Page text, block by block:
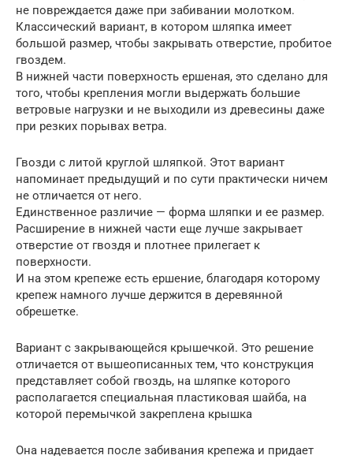
не повреждается даже при забивании молотком.
Классический вариант, в котором шляпка имеет
большой размер, чтобы закрывать отверстие, пробитое
гвоздем.
В нижней части поверхность ершеная, это сделано для
того, чтобы крепления могли выдержать большие
ветровые нагрузки и не выходили из древесины даже
при резких порывах ветра.
Гвозди с литой круглой шляпкой. Этот вариант
напоминает предыдущий и по сути практически ничем
не отличается от него.
Единственное различие — форма шляпки и ее размер.
Расширение в нижней части еще лучше закрывает
отверстие от гвоздя и плотнее прилегает к
поверхности.
И на этом крепеже есть ершение, благодаря которому
крепеж намного лучше держится в деревянной
обрешетке.
Вариант с закрывающейся крышечкой. Это решение
отличается от вышеописанных тем, что конструкция
представляет собой гвоздь, на шляпке которого
располагается специальная пластиковая шайба, на
которой перемычкой закреплена крышка
Она надевается после забивания крепежа и придает